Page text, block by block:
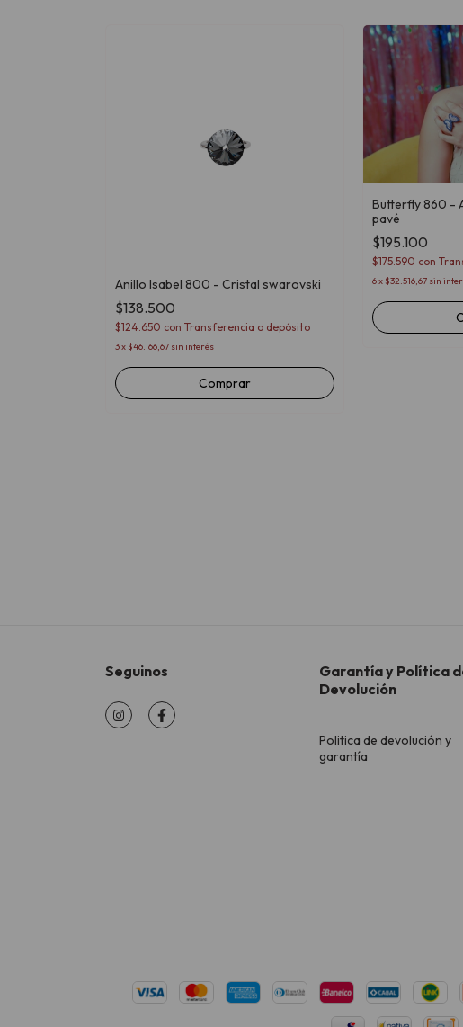
Anillo Isabel 800 - Cristal swarovski
$138.500
$124.650 con Transferencia o depósito
3x $46.166,67 sin interés
Comprar
Butterfly 860 -
pavé
$195.100
$175.590 con
6x $32.516,67 sin
Seguinos
Garantía y Política
Devolución
Politica de devolución y
garantía